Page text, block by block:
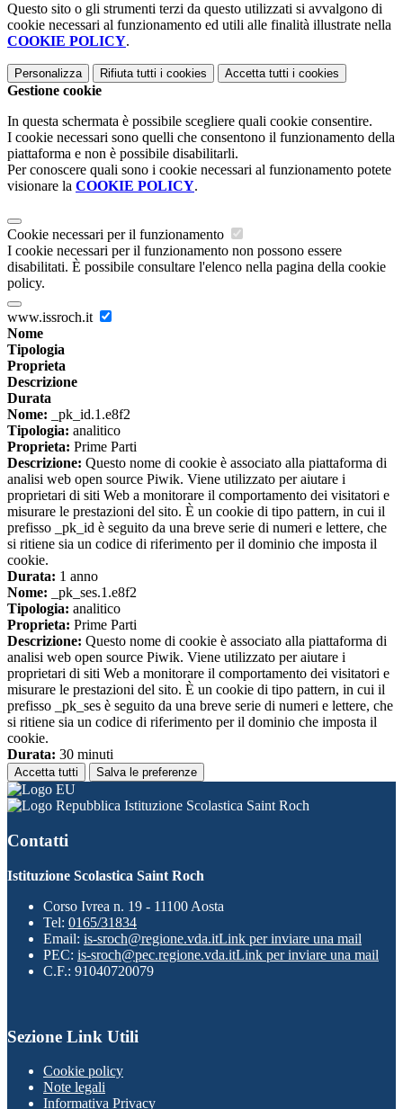
Questo sito o gli strumenti terzi da questo utilizzati si avvalgono di
cookie necessari al funzionamento ed utili alle finalità illustrate nella
COOKIE POLICY.
Personalizza Rifiuta tutti i cookies Accetta tutti i cookies
Gestione cookie
In questa schermata è possibile scegliere quali cookie consentire.
I cookie necessari sono quelli che consentono il funzionamento della
piattaforma e non è possibile disabilitarli.
Per conoscere quali sono i cookie necessari al funzionamento potete
visionare la COOKIE POLICY.
Cookie necessari per il funzionamento
I cookie necessari per il funzionamento non possono essere
disabilitati. È possibile consultare l'elenco nella pagina della cookie
policy.
www.issroch.it
Nome
Tipologia
Proprieta
Descrizione
Durata
Nome: _pk_id.1.e8f2
Tipologia: analitico
Proprieta: Prime Parti
Descrizione: Questo nome di cookie è associato alla piattaforma di
analisi web open source Piwik. Viene utilizzato per aiutare i
proprietari di siti Web a monitorare il comportamento dei visitatori e
misurare le prestazioni del sito. È un cookie di tipo pattern, in cui il
prefisso _pk_id è seguito da una breve serie di numeri e lettere, che
si ritiene sia un codice di riferimento per il dominio che imposta il
cookie.
Durata: 1 anno
Nome: _pk_ses.1.e8f2
Tipologia: analitico
Proprieta: Prime Parti
Descrizione: Questo nome di cookie è associato alla piattaforma di
analisi web open source Piwik. Viene utilizzato per aiutare i
proprietari di siti Web a monitorare il comportamento dei visitatori e
misurare le prestazioni del sito. È un cookie di tipo pattern, in cui il
prefisso _pk_ses è seguito da una breve serie di numeri e lettere, che
si ritiene sia un codice di riferimento per il dominio che imposta il
cookie.
Durata: 30 minuti
Accetta tutti Salva le preferenze
Istituzione Scolastica Saint Roch
Contatti
Istituzione Scolastica Saint Roch
Corso Ivrea n. 19 - 11100 Aosta
Tel: 0165/31834
Email: is-sroch@regione.vda.itLink per inviare una mail
PEC: is-sroch@pec.regione.vda.itLink per inviare una mail
C.F.: 91040720079
Sezione Link Utili
Cookie policy
Note legali
Informativa Privacy